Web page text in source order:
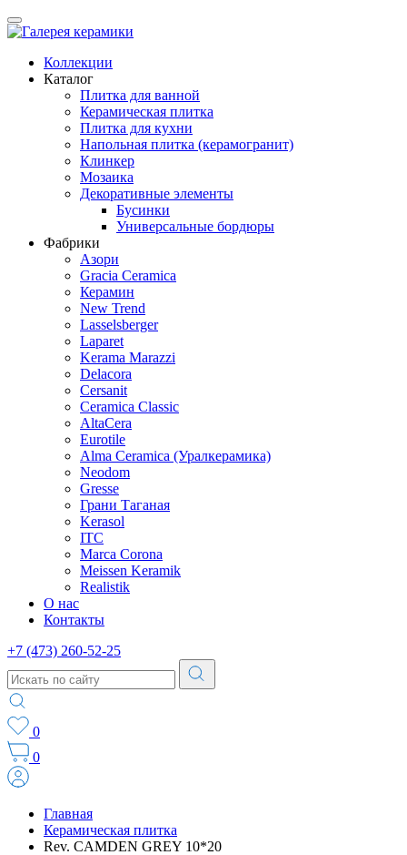
Коллекции
Каталог
Плитка для ванной
Керамическая плитка
Плитка для кухни
Напольная плитка (керамогранит)
Клинкер
Мозаика
Декоративные элементы
Бусинки
Универсальные бордюры
Фабрики
Азори
Gracia Ceramica
Керамин
New Trend
Lasselsberger
Laparet
Kerama Marazzi
Delacora
Cersanit
Ceramica Classic
AltaCera
Eurotile
Alma Ceramica (Уралкерамика)
Neodom
Gresse
Грани Таганая
Kerasol
ITC
Marca Corona
Meissen Keramik
Realistik
О нас
Контакты
+7 (473) 260-52-25
0
0
Главная
Керамическая плитка
Rev. CAMDEN GREY 10*20